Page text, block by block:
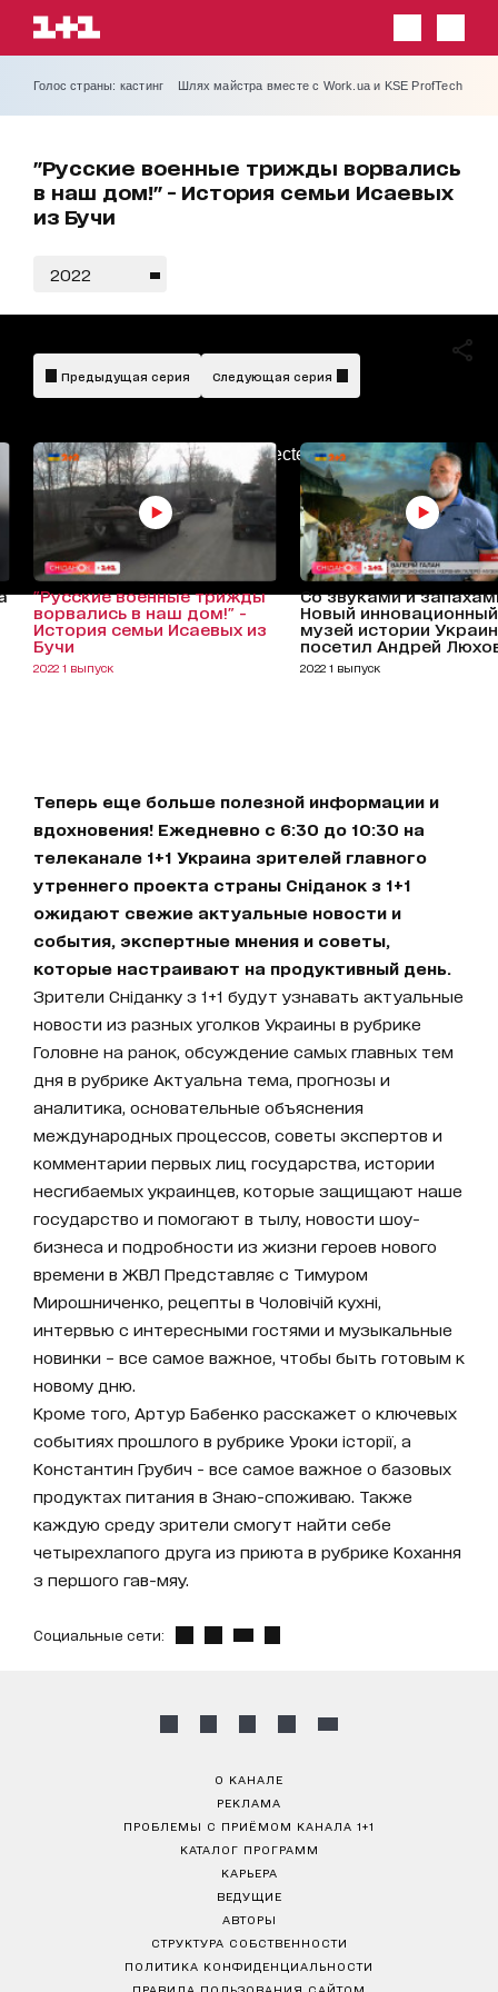
Голос страны: кастинг Шлях майстра вместе с Work.ua и KSE ProfTech
"Русские военные трижды ворвались
в наш дом!" - История семьи Исаевых
из Бучи
2022
AdBlockDetected!
Предыдущая серия Следующая серия
"Русские военные трижды
ворвались в наш дом!" -
История семьи Исаевых из
Бучи
2022 1 выпуск
Со звуками и
Новый инновационный
музей истории
посетил Андрей
2022 1 выпуск
Теперь еще больше полезной информации и
вдохновения! Ежедневно с 6:30 до 10:30 на
телеканале 1+1 Украина зрителей главного
утреннего проекта страны Сніданок з 1+1
ожидают свежие актуальные новости и
события, экспертные мнения и советы,
которые настраивают на продуктивный день.
Зрители Сніданку з 1+1 будут узнавать актуальные
новости из разных уголков Украины в рубрике
Головне на ранок, обсуждение самых главных тем
дня в рубрике Актуальна тема, прогнозы и
аналитика, основательные объяснения
международных процессов, советы экспертов и
комментарии первых лиц государства, истории
несгибаемых украинцев, которые защищают наше
государство и помогают в тылу, новости шоу-
бизнеса и подробности из жизни героев нового
времени в ЖВЛ Представляє с Тимуром
Мирошниченко, рецепты в Чоловічій кухні,
интервью с интересными гостями и музыкальные
новинки – все самое важное, чтобы быть готовым к
новому дню.
Кроме того, Артур Бабенко расскажет о ключевых
событиях прошлого в рубрике Уроки історії, а
Константин Грубич - все самое важное о базовых
продуктах питания в Знаю-споживаю. Также
каждую среду зрители смогут найти себе
четырехлапого друга из приюта в рубрике Кохання
з першого гав-мяу.
Социальные сети:
О КАНАЛЕ
РЕКЛАМА
ПРОБЛЕМЫ С ПРИЁМОМ КАНАЛА 1+1
КАТАЛОГ ПРОГРАММ
КАРЬЕРА
ВЕДУЩИЕ
АВТОРЫ
СТРУКТУРА СОБСТВЕННОСТИ
ПОЛИТИКА КОНФИДЕНЦИАЛЬНОСТИ
ПРАВИЛА ПОЛЬЗОВАНИЯ САЙТОМ